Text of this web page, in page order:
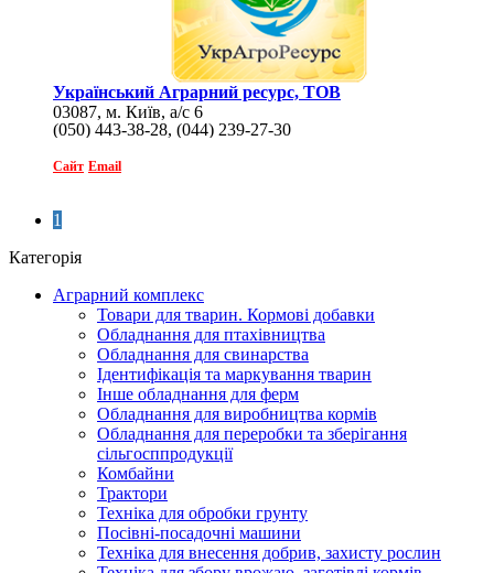
Український Аграрний ресурс, ТОВ
03087, м. Київ, а/с 6
(050) 443-38-28, (044) 239-27-30
Сайт Email
1
Категорія
Аграрний комплекс
Товари для тварин. Кормові добавки
Обладнання для птахівництва
Обладнання для свинарства
Ідентифікація та маркування тварин
Інше обладнання для ферм
Обладнання для виробництва кормів
Обладнання для переробки та зберігання
сільгосппродукції
Комбайни
Трактори
Техніка для обробки грунту
Посівні-посадочні машини
Техніка для внесення добрив, захисту рослин